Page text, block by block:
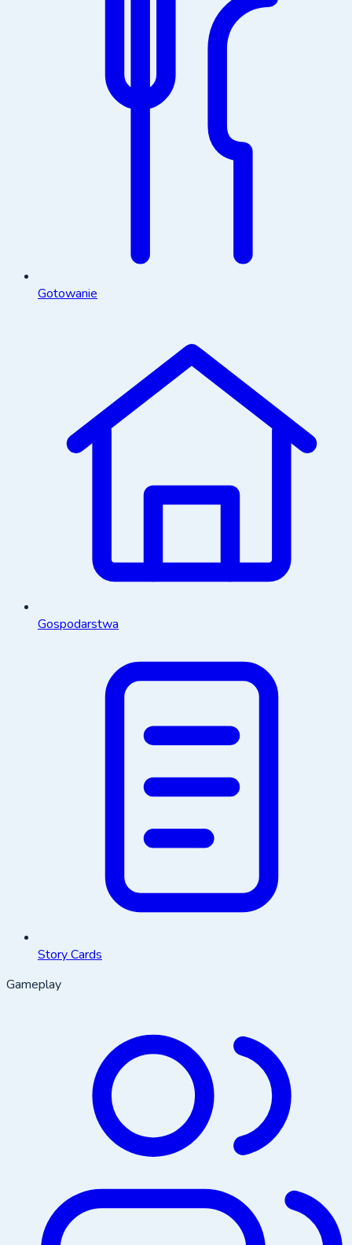
Gotowanie
Gospodarstwa
Story Cards
Gameplay